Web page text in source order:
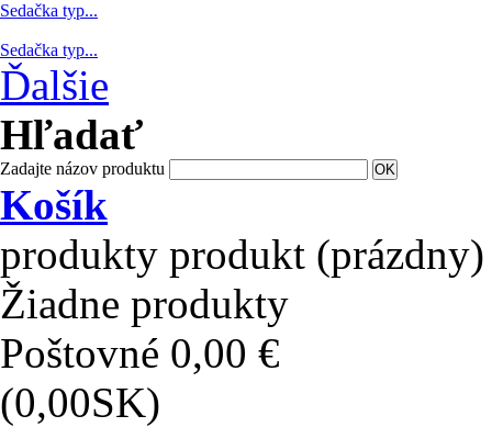
Sedačka typ...
Sedačka typ...
Ďalšie
Hľadať
Zadajte názov produktu
Košík
produkty produkt (prázdny)
Žiadne produkty
Poštovné 0,00 €
(0,00SK)